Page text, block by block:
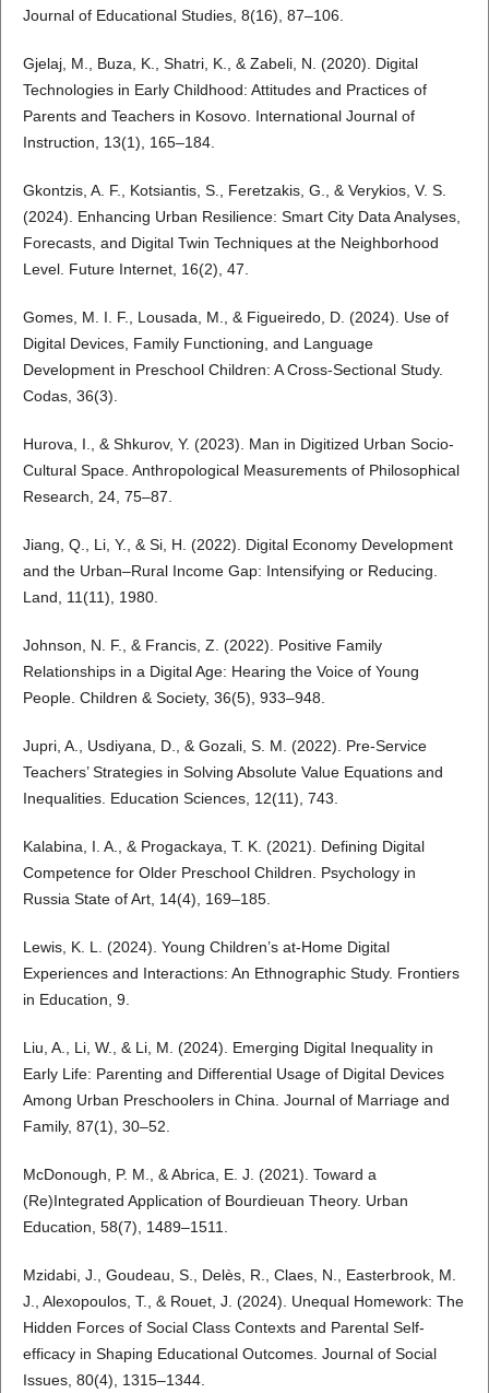
Journal of Educational Studies, 8(16), 87–106.
Gjelaj, M., Buza, K., Shatri, K., & Zabeli, N. (2020). Digital
Technologies in Early Childhood: Attitudes and Practices of
Parents and Teachers in Kosovo. International Journal of
Instruction, 13(1), 165–184.
Gkontzis, A. F., Kotsiantis, S., Feretzakis, G., & Verykios, V. S.
(2024). Enhancing Urban Resilience: Smart City Data Analyses,
Forecasts, and Digital Twin Techniques at the Neighborhood
Level. Future Internet, 16(2), 47.
Gomes, M. I. F., Lousada, M., & Figueiredo, D. (2024). Use of
Digital Devices, Family Functioning, and Language
Development in Preschool Children: A Cross-Sectional Study.
Codas, 36(3).
Hurova, I., & Shkurov, Y. (2023). Man in Digitized Urban Socio-
Cultural Space. Anthropological Measurements of Philosophical
Research, 24, 75–87.
Jiang, Q., Li, Y., & Si, H. (2022). Digital Economy Development
and the Urban–Rural Income Gap: Intensifying or Reducing.
Land, 11(11), 1980.
Johnson, N. F., & Francis, Z. (2022). Positive Family
Relationships in a Digital Age: Hearing the Voice of Young
People. Children & Society, 36(5), 933–948.
Jupri, A., Usdiyana, D., & Gozali, S. M. (2022). Pre-Service
Teachers’ Strategies in Solving Absolute Value Equations and
Inequalities. Education Sciences, 12(11), 743.
Kalabina, I. A., & Progackaya, T. K. (2021). Defining Digital
Competence for Older Preschool Children. Psychology in
Russia State of Art, 14(4), 169–185.
Lewis, K. L. (2024). Young Children’s at-Home Digital
Experiences and Interactions: An Ethnographic Study. Frontiers
in Education, 9.
Liu, A., Li, W., & Li, M. (2024). Emerging Digital Inequality in
Early Life: Parenting and Differential Usage of Digital Devices
Among Urban Preschoolers in China. Journal of Marriage and
Family, 87(1), 30–52.
McDonough, P. M., & Abrica, E. J. (2021). Toward a
(Re)Integrated Application of Bourdieuan Theory. Urban
Education, 58(7), 1489–1511.
Mzidabi, J., Goudeau, S., Delès, R., Claes, N., Easterbrook, M.
J., Alexopoulos, T., & Rouet, J. (2024). Unequal Homework: The
Hidden Forces of Social Class Contexts and Parental Self‐
efficacy in Shaping Educational Outcomes. Journal of Social
Issues, 80(4), 1315–1344.